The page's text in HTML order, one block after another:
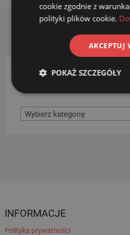
Wybierz kategorię
INFORMACJE
Polityka prywatności
cookie zgodnie z
polityki plików cookie.
AKCEPTUJ
POKAŻ SZCZEGÓŁY